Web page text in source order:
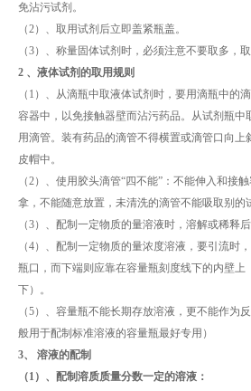
免沾污试剂。
（2）、取用试剂后立即盖紧瓶盖。
（3）、称量固体试剂时，必须注意不要取多，
2 、液体试剂的取用规则
（1）、从滴瓶中取液体试剂时，要用滴瓶中的
容器中，以免接触器壁而沾污药品。从试剂瓶中
用滴管。装有药品的滴管不得横置或滴管口向
皮帽中。
（2）、使用胶头滴管“四不能”：不能伸入和接
拿，不能随意放置，未清洗的滴管不能吸取别的
（3）、配制一定物质的量溶液时，溶解或稀释
（4）、配制一定物质的量浓度溶液，要引流时
瓶口，而下端则应靠在容量瓶刻度线下的内壁上
下）。
（5）、容量瓶不能长期存放溶液，更不能作为
般用于配制标准溶液的容量瓶最好专用）
3、 溶液的配制
（1）、配制溶质质量分数一定的溶液：